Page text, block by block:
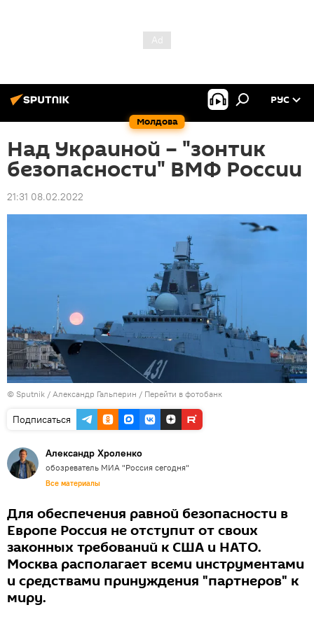
Молдова
РУС
Над Украиной – "зонтик
безопасности" ВМФ России
21:31 08.02.2022
© Sputnik / Александр Гальперин / Перейти в фотобанк
Подписаться
Александр Хроленко
обозреватель МИА "Россия сегодня"
Все материалы
Для обеспечения равной безопасности в
Европе Россия не отступит от своих
законных требований к США и НАТО.
Москва располагает всеми инструментами
и средствами принуждения "партнеров" к
миру.